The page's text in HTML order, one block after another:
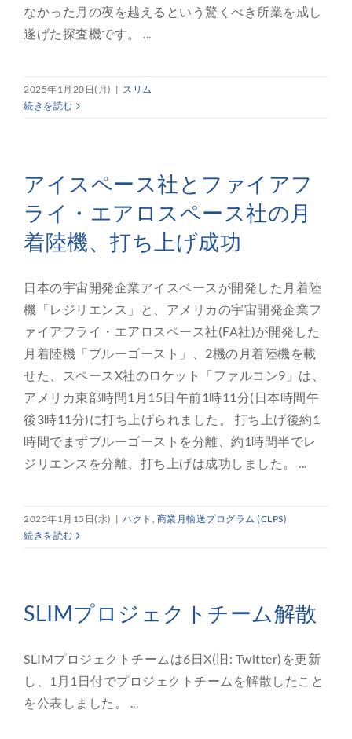
なかった月の夜を越えるという驚くべき所業を成し
遂げた探査機です。 ...
2025年1月20日(月) | スリム
続きを読む
アイスペース社とファイアフ
ライ・エアロスペース社の月
着陸機、打ち上げ成功
日本の宇宙開発企業アイスペースが開発した月着陸
機「レジリエンス」と、アメリカの宇宙開発企業フ
ァイアフライ・エアロスペース社(FA社)が開発した
月着陸機「ブルーゴースト」、2機の月着陸機を載
せた、スペースX社のロケット「ファルコン9」は、
アメリカ東部時間1月15日午前1時11分(日本時間午
後3時11分)に打ち上げられました。 打ち上げ後約1
時間でまずブルーゴーストを分離、約1時間半でレ
ジリエンスを分離、打ち上げは成功しました。 ...
2025年1月15日(水) | ハクト , 商業月輸送プログラム (CLPS)
続きを読む
SLIMプロジェクトチーム解散
SLIMプロジェクトチームは6日X(旧: Twitter)を更新
し、1月1日付でプロジェクトチームを解散したこと
を公表しました。 ...